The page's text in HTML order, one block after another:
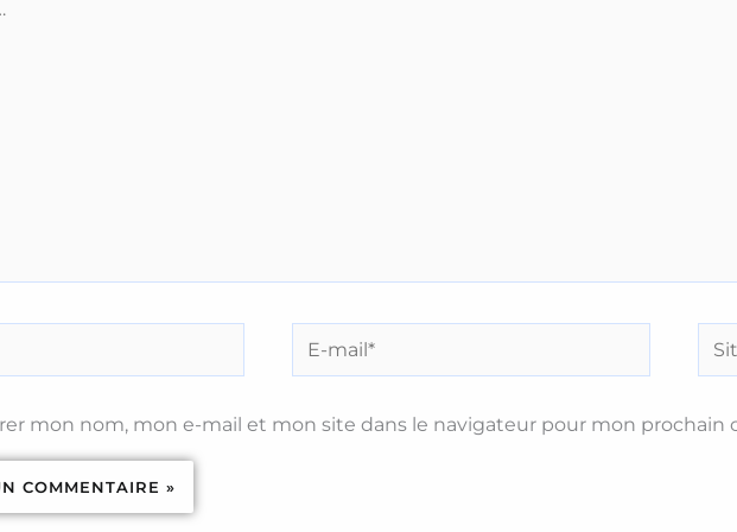
E-
mail*
Site
mon nom, mon e-mail et mon site dans le navigateur pour mon prochain